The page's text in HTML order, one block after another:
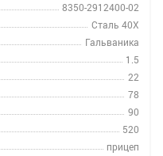
8350-2912400-02
Сталь 40Х
Гальваника
1.5
22
78
90
520
прицеп